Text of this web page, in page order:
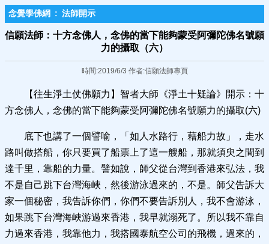
念覺學佛網 : 法師開示
信願法師：十方念佛人，念佛的當下能夠蒙受阿彌陀佛名號願
力的攝取（六）
時間:2019/6/3 作者:信願法師專頁
【往生淨土仗佛願力】智者大師《淨土十疑論》開示：十
方念佛人，念佛的當下能夠蒙受阿彌陀佛名號願力的攝取(六)
底下也講了一個譬喻，「如人水路行，藉船力故」，走水
路叫做搭船，你只要買了船票上了這一艘船，那就須臾之間到
達千里，靠船的力量。譬如說，師父從台灣到香港來弘法，我
不是自己跳下台灣海峽，然後游泳過來的，不是。師父告訴大
家一個秘密，我告訴你們，你們不要告訴別人，我不會游泳，
如果跳下台灣海峽游過來香港，我早就溺死了。所以我不靠自
力過來香港，我靠他力，我搭國泰航空公司的飛機，過來的，